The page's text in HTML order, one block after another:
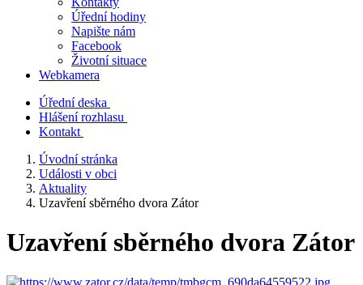
Úřední hodiny
Napište nám
Facebook
Životní situace
Webkamera
Úřední deska
Hlášení rozhlasu
Kontakt
Úvodní stránka
Události v obci
Aktuality
Uzavření sběrného dvora Zátor
Uzavření sběrného dvora Zátor